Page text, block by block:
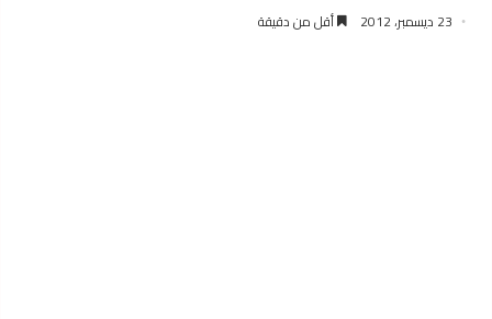
23 ديسمبر، 2012 أقل من دقيقة